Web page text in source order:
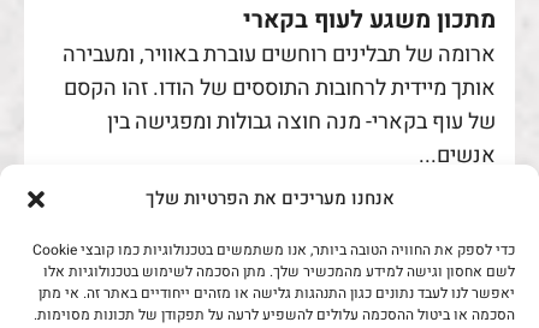
אנחנו מעריכים את הפרטיות שלך
כדי לספק את החוויה הטובה ביותר, אנו משתמשים בטכנולוגיות כמו קובצי Cookie
לשם אחסון וגישה למידע מהמכשיר שלך. מתן הסכמה לשימוש בטכנולוגיות אלו
יאפשר לנו לעבד נתונים כגון התנהגות גלישה או מזהים ייחודיים באתר זה. אי מתן
הסכמה או ביטול ההסכמה עלולים להשפיע לרעה על תפקודן של תכונות מסוימות.
מתכון משגע לעוף בקארי
ארומה של תבלינים רוחשים עוברת באוויר, ומעבירה
אותך מיידית לרחובות התוססים של הודו. זהו הקסם
של עוף בקארי- מנה חוצה גבולות ומפגישה בין
אנשים...
באן אסאדו מדהים כמו במסעדות אסתייתיות
לאחרונה הייתה לי הזדמנות לחקור את יפן, הרפתקה